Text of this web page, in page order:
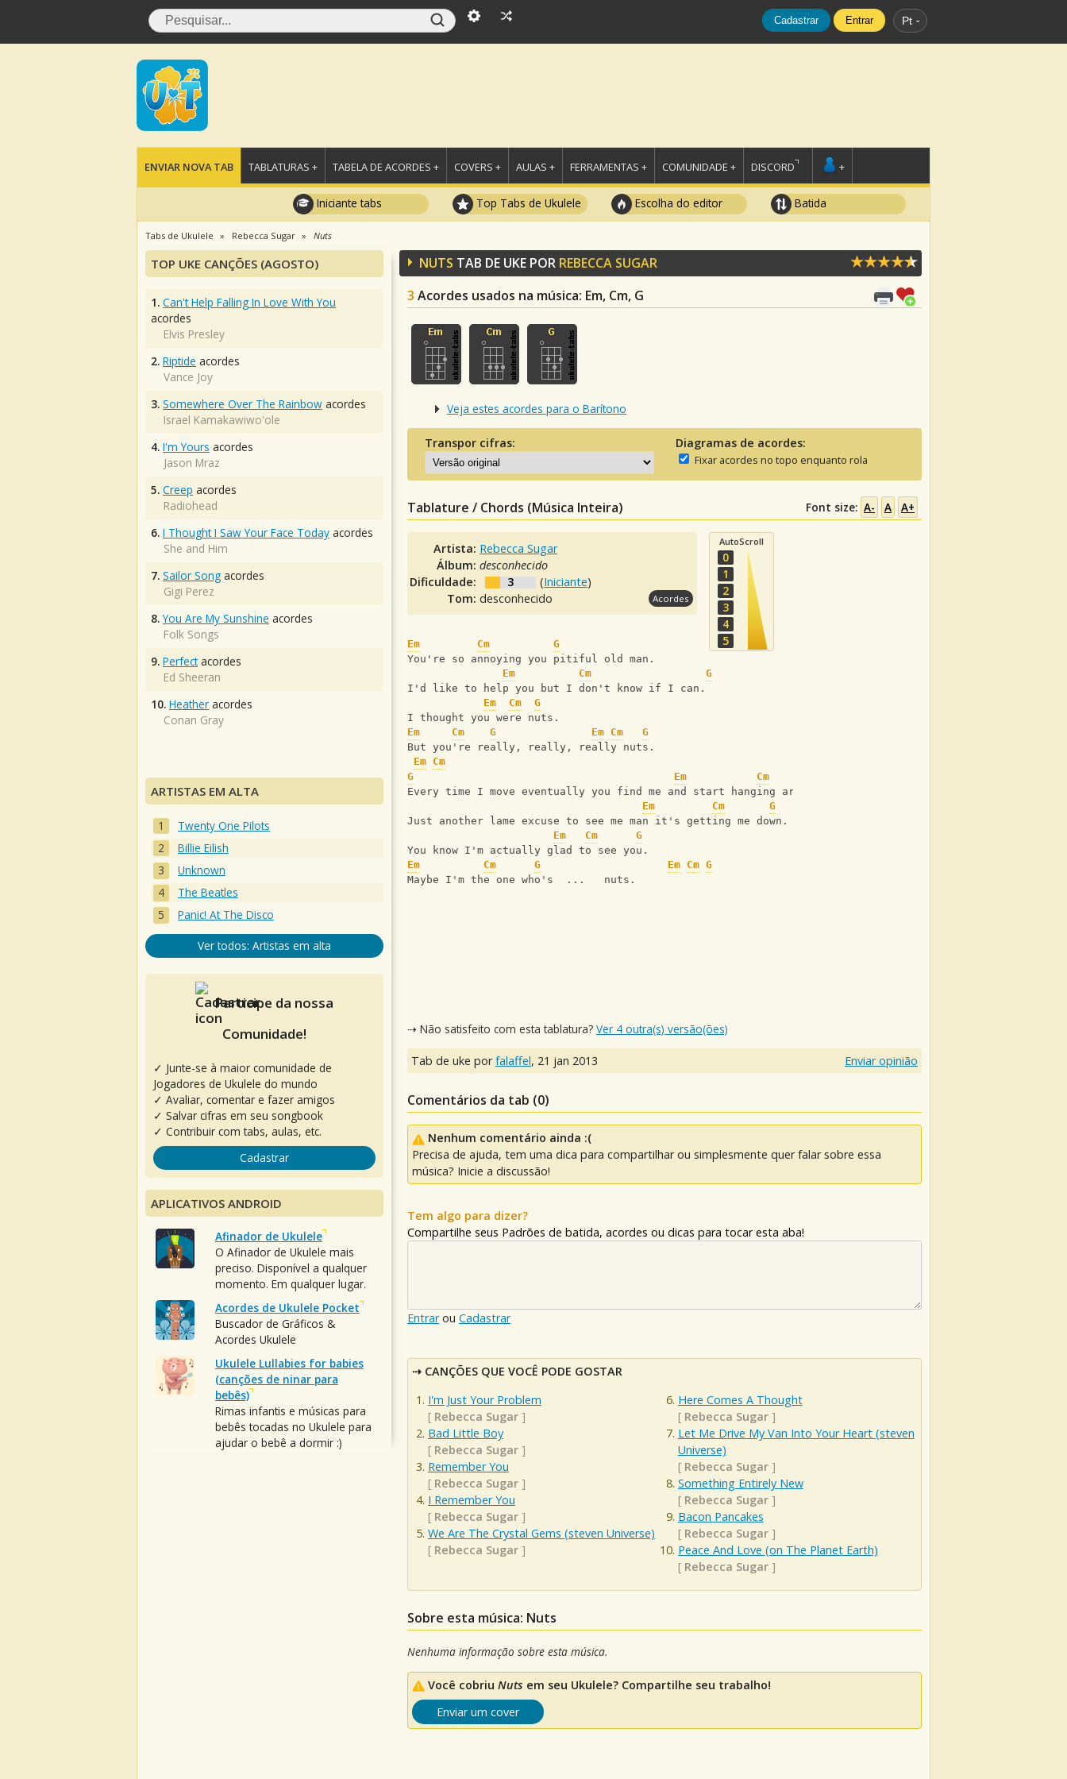
Cadastrar Entrar Pt
ENVIAR NOVA TAB TABLATURAS + TABELA DE ACORDES + COVERS + AULAS + FERRAMENTAS + COMUNIDADE + DISCORD +
Iniciante tabs Top Tabs de Ukulele Escolha do editor Batida
Tabs de Ukulele Rebecca Sugar Nuts
NUTS TAB DE UKE POR REBECCA SUGAR
3 Acordes usados na música: Em, Cm, G
Veja estes acordes para o Barítono
Transpor cifras: Diagramas de acordes:
Fixar acordes no topo enquanto rola
Tablature / Chords (Música Inteira) Font size: A- A A+
Artista: Rebecca Sugar
Álbum:desconhecido
Dificuldade:
3 (Iniciante)
Tom:desconhecido Acordes
AutoScroll
0
1
2
3
4
5
Em Cm
G
You're so annoying you pitiful old man.
Em
Cm
G
I'd like to help you but I don't know if I can.
Em
Cm
G
I thought you were nuts.
Em
Cm G Em Cm
G
But you're really, really, really nuts.
Em Cm
G
Em Cm
Every time I move eventually you find me and start hanging around.
Em
Cm
G
Just another lame excuse to see me man it's getting me down.
Em
Cm
G
You know I'm actually glad to see you.
Em
Cm G Em Cm G
Maybe I'm the one who's  ...   nuts.
⇢ Não satisfeito com esta tablatura? Ver 4 outra(s) versão(ões)
Tab de uke porfalaffel, 21 jan 2013 Enviar opinião
Comentários da tab (0)
Nenhum comentário ainda :(
Precisa de ajuda, tem uma dica para compartilhar ou simplesmente quer falar sobre essa
música? Inicie a discussão!
Tem algo para dizer?
Compartilhe seus Padrões de batida, acordes ou dicas para tocar esta aba!
Entrarou Cadastrar
CANÇÕES QUE VOCÊ PODE GOSTAR
I'm Just Your Problem
[ Rebecca Sugar ]
Bad Little Boy
[ Rebecca Sugar ]
Remember You
[ Rebecca Sugar ]
I Remember You
[ Rebecca Sugar ]
We Are The Crystal Gems (steven Universe)
[ Rebecca Sugar ]
Here Comes A Thought
[ Rebecca Sugar]
Let Me Drive My Van Into Your Heart (steven
Universe)
[ Rebecca Sugar]
Something Entirely New
[ Rebecca Sugar]
Bacon Pancakes
[ Rebecca Sugar]
Peace And Love (on The Planet Earth)
[ Rebecca Sugar]
Sobre esta música: Nuts
Nenhuma informação sobre esta música.
Você cobriu Nuts em seu Ukulele? Compartilhe seu trabalho!
Enviar um cover
TOP UKE CANÇÕES (AGOSTO)
1. Can't Help Falling In Love With You
acordes
Elvis Presley
2. Riptide acordes
Vance Joy
3. Somewhere Over The Rainbow acordes
Israel Kamakawiwo'ole
4. I'm Yours acordes
Jason Mraz
5. Creep acordes
Radiohead
6. I Thought I Saw Your Face Today acordes
She and Him
7. Sailor Song acordes
Gigi Perez
8. You Are My Sunshine acordes
Folk Songs
9. Perfectacordes
Ed Sheeran
10. Heather acordes
Conan Gray
ARTISTAS EM ALTA
Twenty One Pilots
Billie Eilish
Unknown
The Beatles
Panic! At The Disco
Ver todos: Artistas em alta
Participe da nossa
Comunidade!
✓ Junte-se à maior comunidade de
Jogadores de Ukulele do mundo
✓ Avaliar, comentar e fazer amigos
✓ Salvar cifras em seu songbook
✓ Contribuir com tabs, aulas, etc.
Cadastrar
APLICATIVOS ANDROID
Afinador de Ukulele
O Afinador de Ukulele mais
preciso. Disponível a qualquer
momento. Em qualquer lugar.
Acordes de Ukulele Pocket
Buscador de Gráficos &
Acordes Ukulele
Ukulele Lullabies for babies
(canções de ninar para
bebês)
Rimas infantis e músicas para
bebês tocadas no Ukulele para
ajudar o bebê a dormir :)